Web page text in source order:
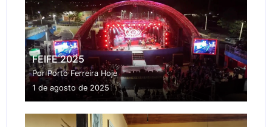
FEIFE 2025
Por Porto Ferreira Hoje
1 de agosto de 2025